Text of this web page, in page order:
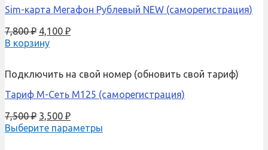
Sim-карта Мегафон Рублевый NEW (саморегистрация)
7,800₽ 4,100 ₽
В корзину
Подключить на свой номер (обновить свой тариф)
Тариф М-Сеть M125 (саморегистрация)
7,500₽ 3,500 ₽
Выберите параметры